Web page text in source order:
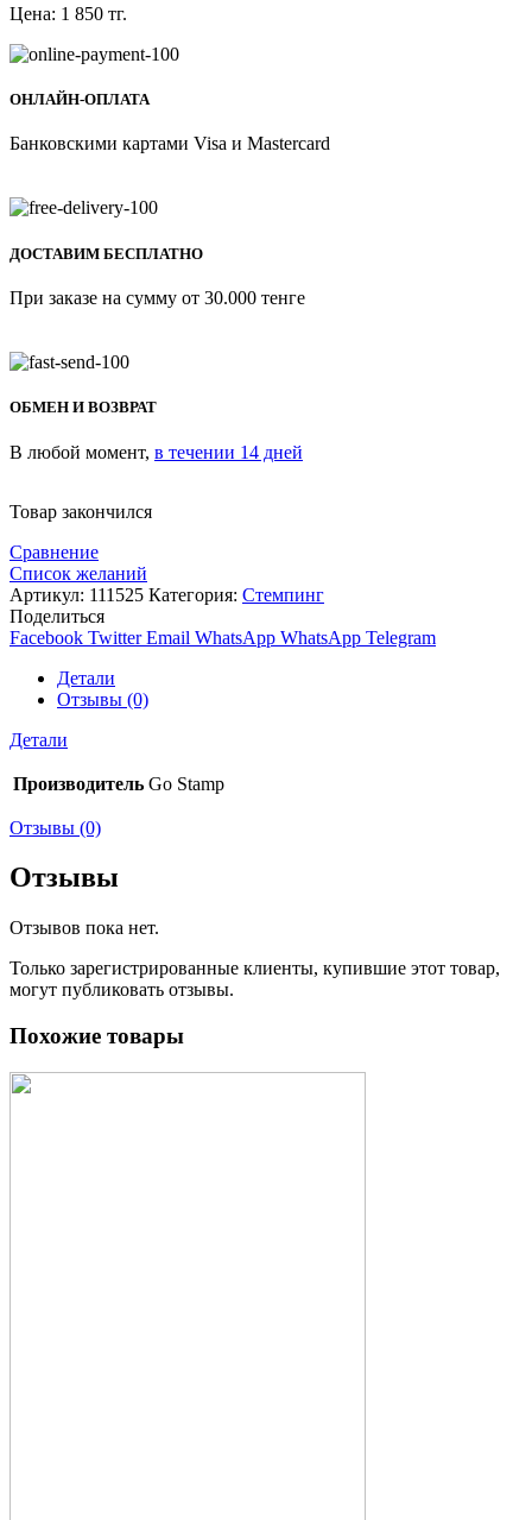
Цена: 1 850 тг.
ОНЛАЙН-ОПЛАТА
Банковскими картами Visa и Mastercard
ДОСТАВИМ БЕСПЛАТНО
При заказе на сумму от 30.000 тенге
ОБМЕН И ВОЗВРАТ
В любой момент, в течении 14 дней
Товар закончился
Сравнение
Список желаний
Артикул: 111525 Категория: Стемпинг
Поделиться
Facebook Twitter Email WhatsApp WhatsApp Telegram
Детали
Отзывы (0)
Детали
Производитель Go Stamp
Отзывы (0)
Отзывы
Отзывов пока нет.
Только зарегистрированные клиенты, купившие этот товар,
могут публиковать отзывы.
Похожие товары